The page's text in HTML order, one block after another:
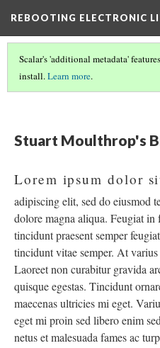
REBOOTING ELECTRONIC
Scalar's 'additional metadata'
install.Learn more.
REBOOTING ELECTRONIC
Stuart Moulthrop's
Lorem ipsum dolor
adipiscing elit, sed do eiusmod
dolore magna aliqua. Feugiat in
tincidunt praesent semper
tincidunt vitae semper. At
Laoreet non curabitur gravida
quisque egestas. Tincidunt
maecenas ultricies mi eget.
eget mi proin sed libero enim
netus et malesuada fames ac